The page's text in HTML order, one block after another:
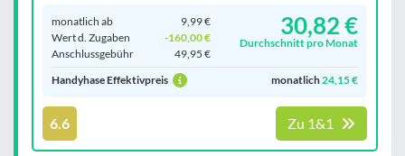
monatlich ab
9,99 €
Wert d. Zugaben
-160,00 €
Anschluss­gebühr
49,95 €
30,82 €
Durchschnitt pro Monat
Handyhase Effektivpreis monatlich 24,15 €
6.6 Zu 1&1